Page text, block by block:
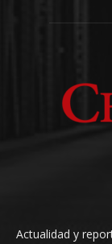
Actualidad y